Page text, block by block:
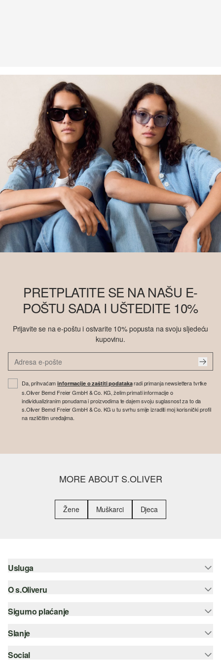
PRETPLATITE SE NA NAŠU E-
POŠTU SADA I UŠTEDITE 10%
Prijavite se na e-poštu i ostvarite 10% popusta na svoju sljedeću
kupovinu.
Da, prihvaćaminformacije o zaštiti podatakaradi primanja newslettera tvrtke
s.Oliver Bernd Freier GmbH & Co. KG, želim primati informacije o
individualiziranim ponudama i proizvodima te dajem svoju suglasnost za to da
s.Oliver Bernd Freier GmbH & Co. KG u tu svrhu smije izraditi moj korisnički profil
na različitim uređajima.
MORE ABOUT S.OLIVER
Žene Muškarci Djeca
Usluga
Pomoć i česta pitanja
Savjetovanje o veličinama
Odjeća
O s.Oliveru
Newsletter
s.Oliver Group
Sigurno plaćanje
Kreditna kartica
PayPal
Slanje
Hrvatska pošta
Social